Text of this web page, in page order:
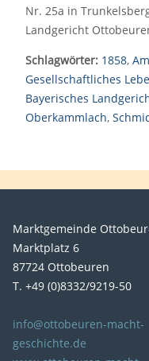
Nr. 25a in
Landgericht
Schlagwörter: 1858,
Gesellschaftliches
Bayerisches
Oberkammlach,
Marktgemeinde
Marktplatz 6
87724 Ottobeuren
T. +49 (0)8332/9219-50
info@ottobeuren-macht-
geschichte.de